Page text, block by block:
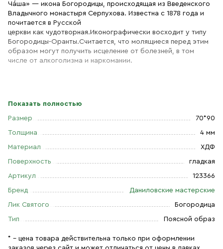
Ча́ша» — икона Богородицы, происходящая из Введенского
Владычного монастыря Серпухова. Известна с 1878 года и
почитается в Русской
церкви как чудотворная.Иконографически восходит у типу
Богородицы-Оранты.Считается, что молящиеся перед этим
образом могут получить исцеление от болезней, в том
числе от алкоголизма и наркомании.
Показать полностью
Размер 70*90
Толщина 4 мм
Материал ХДФ
Поверхность гладкая
Артикул 123366
Бренд Даниловские мастерские
Лик Святого Богородица
Тип Поясной образ
* – цена товара действительна только при оформлении